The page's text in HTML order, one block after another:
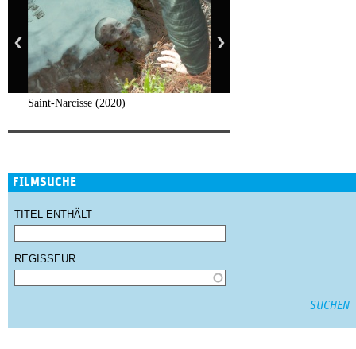
Saint-Narcisse (2020)
FILMSUCHE
TITEL ENTHÄLT
REGISSEUR